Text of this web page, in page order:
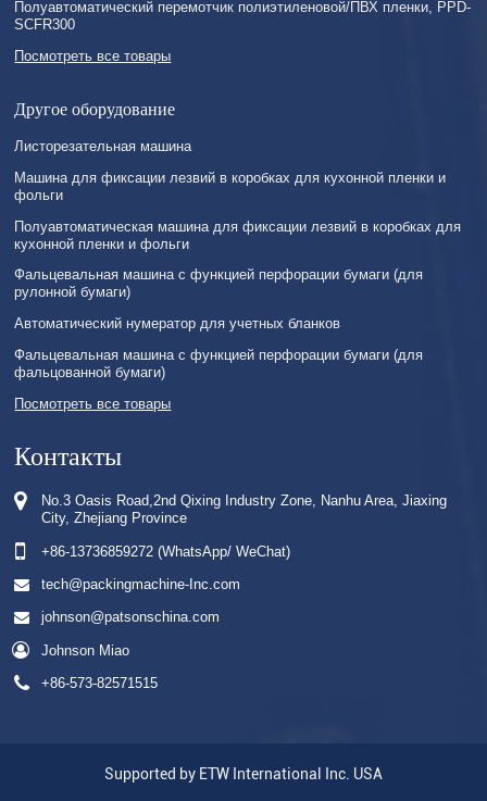
Полуавтоматический перемотчик полиэтиленовой/ПВХ пленки, PPD-
SCFR300
Посмотреть все товары
Другое оборудование
Листорезательная машина
Машина для фиксации лезвий в коробках для кухонной пленки и
фольги
Полуавтоматическая машина для фиксации лезвий в коробках для
кухонной пленки и фольги
Фальцевальная машина с функцией перфорации бумаги (для
рулонной бумаги)
Автоматический нумератор для учетных бланков
Фальцевальная машина с функцией перфорации бумаги (для
фальцованной бумаги)
Посмотреть все товары
Контакты
No.3 Oasis Road,2nd Qixing Industry Zone, Nanhu Area, Jiaxing
City, Zhejiang Province
+86-13736859272 (WhatsApp/ WeChat)
tech@packingmachine-Inc.com
johnson@patsonschina.com
Johnson Miao
+86-573-82571515
Supported by ETW International Inc. USA